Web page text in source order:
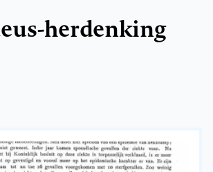
herdenking